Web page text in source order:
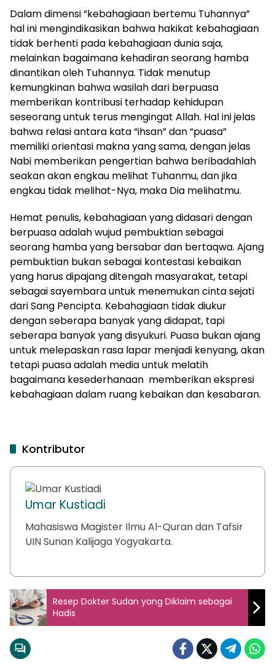
Dalam dimensi “kebahagiaan bertemu Tuhannya”
hal ini mengindikasikan bahwa hakikat kebahagiaan
tidak berhenti pada kebahagiaan dunia saja,
melainkan bagaimana kehadiran seorang hamba
dinantikan oleh Tuhannya. Tidak menutup
kemungkinan bahwa wasilah dari berpuasa
memberikan kontribusi terhadap kehidupan
seseorang untuk terus mengingat Allah. Hal ini jelas
bahwa relasi antara kata “ihsan” dan “puasa”
memiliki orientasi makna yang sama, dengan jelas
Nabi memberikan pengertian bahwa beribadahlah
seakan akan engkau melihat Tuhanmu, dan jika
engkau tidak melihat-Nya, maka Dia melihatmu.
Hemat penulis, kebahagiaan yang didasari dengan
berpuasa adalah wujud pembuktian sebagai
seorang hamba yang bersabar dan bertaqwa. Ajang
pembuktian bukan sebagai kontestasi kebaikan
yang harus dipajang ditengah masyarakat, tetapi
sebagai sayembara untuk menemukan cinta sejati
dari Sang Pencipta. Kebahagiaan tidak diukur
dengan seberapa banyak yang didapat, tapi
seberapa banyak yang disyukuri. Puasa bukan ajang
untuk melepaskan rasa lapar menjadi kenyang, akan
tetapi puasa adalah media untuk melatih
bagaimana kesederhanaan memberikan ekspresi
kebahagiaan dalam ruang kebaikan dan kesabaran.
Kontributor
Umar Kustiadi
Mahasiswa Magister Ilmu Al-Quran dan Tafsir
UIN Sunan Kalijaga Yogyakarta.
Resep Dokter Sudan yang Diklaim sebagai
Hadis